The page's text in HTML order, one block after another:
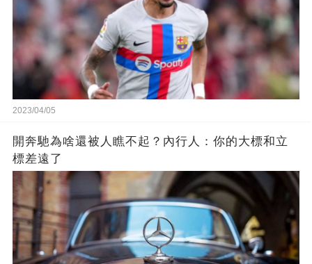
2023/04/05
開奔馳為啥還被人瞧不起？內行人：你的大標和立
標差遠了